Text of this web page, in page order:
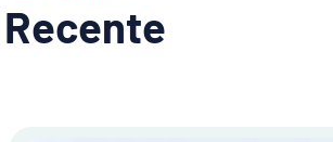
Recente